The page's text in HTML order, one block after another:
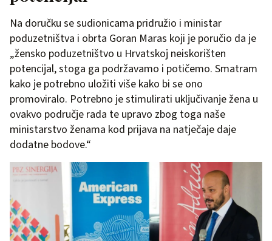
Na doručku se sudionicama pridružio i ministar
poduzetništva i obrta Goran Maras koji je poručio da je
„žensko poduzetništvo u Hrvatskoj neiskorišten
potencijal, stoga ga podržavamo i potičemo. Smatram
kako je potrebno uložiti više kako bi se ono
promoviralo. Potrebno je stimulirati uključivanje žena u
ovakvo područje rada te upravo zbog toga naše
ministarstvo ženama kod prijava na natječaje daje
dodatne bodove.“